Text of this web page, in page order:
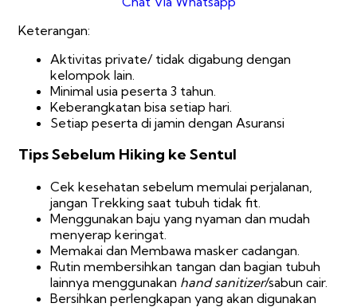
Keterangan:
Aktivitas private/ tidak digabung dengan
kelompok lain.
Minimal usia peserta 3 tahun.
Keberangkatan bisa setiap hari.
Setiap peserta di jamin dengan Asuransi
Tips Sebelum Hiking ke Sentul
Cek kesehatan sebelum memulai perjalanan,
jangan Trekking saat tubuh tidak fit.
Menggunakan baju yang nyaman dan mudah
menyerap keringat.
Memakai dan Membawa masker cadangan.
Rutin membersihkan tangan dan bagian tubuh
lainnya menggunakan hand sanitizer/sabun cair.
Bersihkan perlengkapan yang akan digunakan